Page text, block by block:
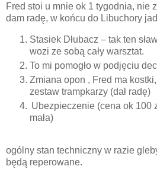
Fred stoi u mnie ok 1 tygodnia, nie
dam radę, w końcu do Libuchory
Stasiek Dłubacz – tak ten
wozi ze sobą cały warsztat.
To mi pomogło w podjęciu
Zmiana opon , Fred ma
zestaw trampkarzy (dał radę)
Ubezpieczenie (cena ok 100
mała)
ogólny stan techniczny w razie
będą reperowane.